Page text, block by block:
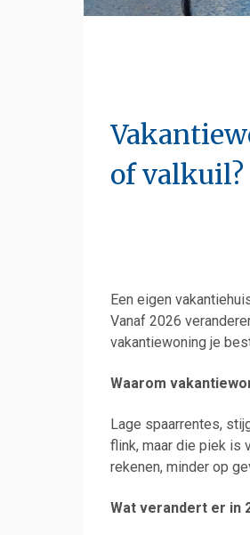
of valkuil?
Een eigen
Vanaf 2026
vakantiewoning je
Waarom
Lage spaarrentes,
flink, maar die piek is
rekenen, minder op
Wat verandert er in